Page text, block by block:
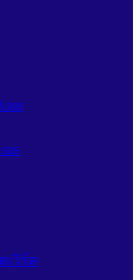
เวิร์ค